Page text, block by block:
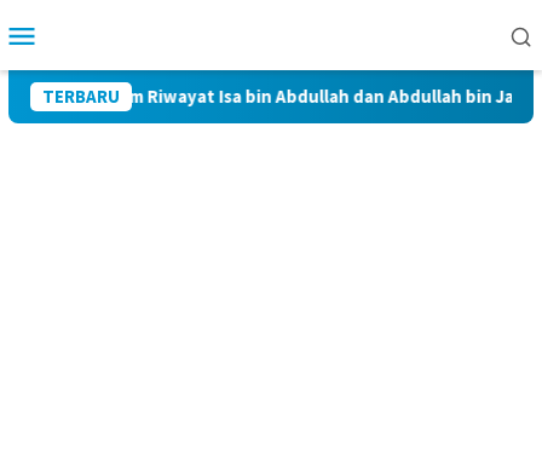
to
Menu
TERBARU
dalam Riwayat Isa bin Abdullah dan Abdullah bin Jafar Al-